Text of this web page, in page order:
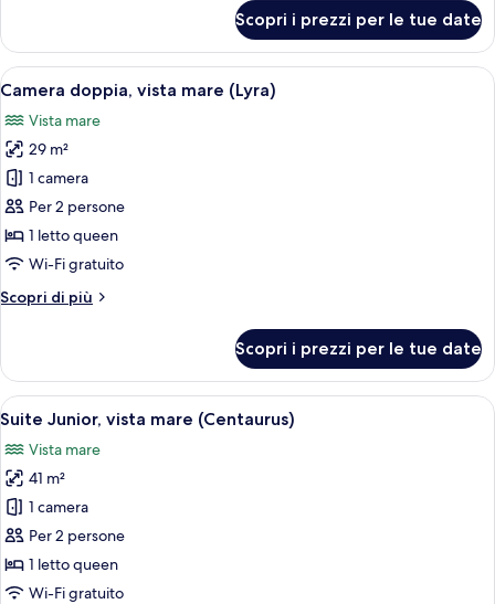
Superior,
vista
mare
Scopri i prezzi per le tue date
Apri
tutte
le
foto
per
Camera
doppia,
vista
(Lyra)
Una camera da letto con un letto,
6
Camera doppia, vista mare (Lyra)
Vista mare
29 m²
1 camera
Per 2 persone
1 letto queen
Wi-Fi gratuito
Scopri di più
Altri
doppia,
vista
mare
Scopri i prezzi per le tue date
Apri
tutte
le
foto
per
Suite
Junior,
vista
Una camera da letto con un grande
6
Suite Junior, vista mare (Centaurus)
Vista mare
41 m²
1 camera
Per 2 persone
1 letto queen
Wi-Fi gratuito